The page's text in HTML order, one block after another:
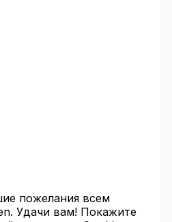
пожелания всем
Удачи вам! Покажите